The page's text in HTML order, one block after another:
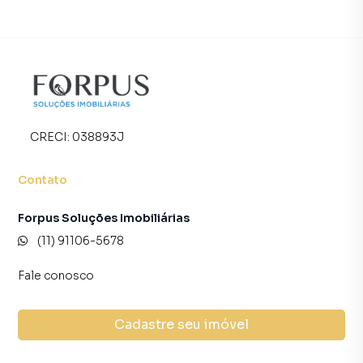
CRECI: 038893J
Contato
Forpus Soluções Imobiliárias
(11) 91106-5678
Fale conosco
Cadastre seu imóvel